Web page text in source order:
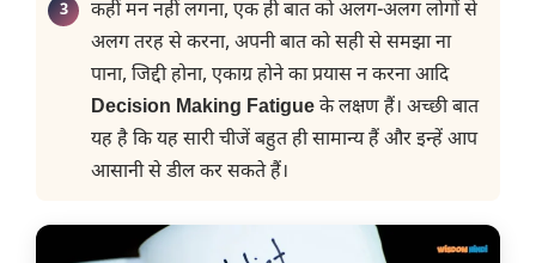
कहीं मन नहीं लगना, एक ही बात को अलग-अलग लोगों से
अलग तरह से करना, अपनी बात को सही से समझा ना
पाना, जिद्दी होना, एकाग्र होने का प्रयास न करना आदि
Decision Making Fatigueके लक्षण हैं। अच्छी बात
यह है कि यह सारी चीजें बहुत ही सामान्य हैं और इन्हें आप
आसानी से डील कर सकते हैं।